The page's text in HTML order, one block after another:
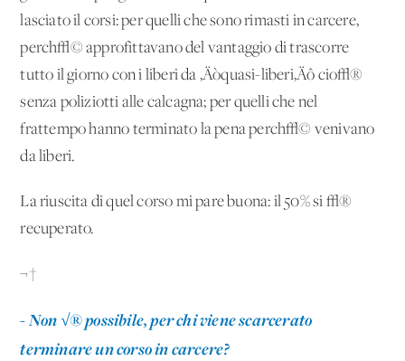
lasciato il corsi: per quelli che sono rimasti in carcere,
perch√© approfittavano del vantaggio di trascorre
tutto il giorno con i liberi da ‚Äòquasi-liberi‚Äô cio√®
senza poliziotti alle calcagna; per quelli che nel
frattempo hanno terminato la pena perch√© venivano
da liberi.
La riuscita di quel corso mi pare buona: il 50% si √®
recuperato.
¬†
- Non √® possibile, per chi viene scarcerato
terminare un corso in carcere?